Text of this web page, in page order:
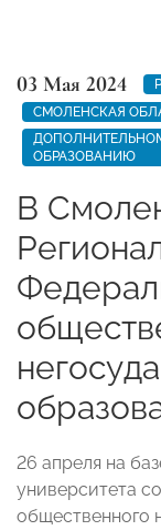
03 Мая 2024
СМОЛЕНСКАЯ
ОБРАЗОВАНИЮ
В
26 апреля на
университета
общественного